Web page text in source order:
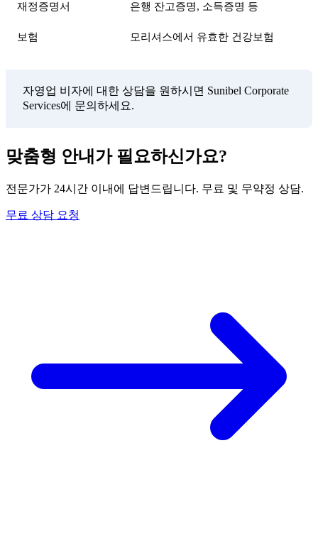
재정증명서 은행 잔고증명, 소득증명 등
보험 모리셔스에서 유효한 건강보험
자영업 비자에 대한 상담을 원하시면 Sunibel Corporate
Services에 문의하세요.
맞춤형 안내가 필요하신가요?
전문가가 24시간 이내에 답변드립니다. 무료 및 무약정 상담.
무료 상담 요청